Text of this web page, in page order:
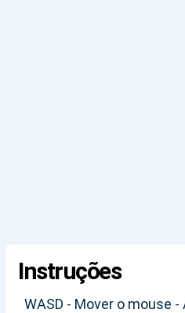
Instruções
WASD - Mover o mouse